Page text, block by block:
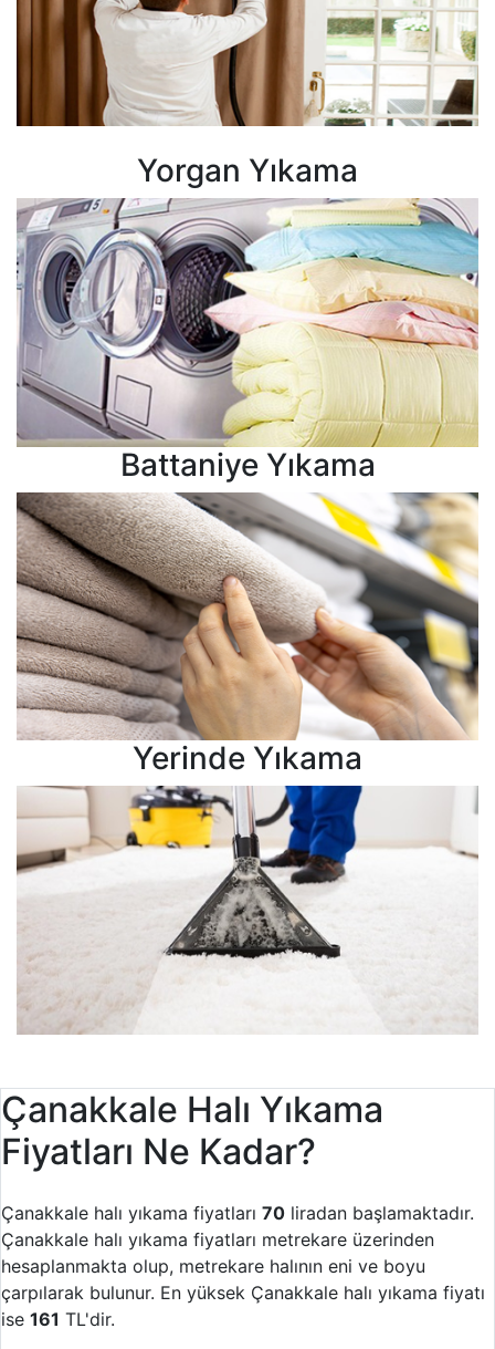
Yorgan Yıkama
Battaniye Yıkama
Yerinde Yıkama
Çanakkale Halı Yıkama
Fiyatları Ne Kadar?
Çanakkale halı yıkama fiyatları 70 liradan başlamaktadır.
Çanakkale halı yıkama fiyatları metrekare üzerinden
hesaplanmakta olup, metrekare halının eni ve boyu
çarpılarak bulunur. En yüksek Çanakkale halı yıkama fiyatı
ise 161 TL'dir.